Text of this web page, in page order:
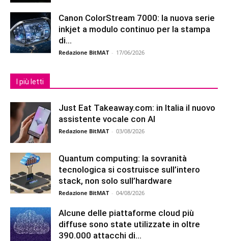
Canon ColorStream 7000: la nuova serie
inkjet a modulo continuo per la stampa
di...
Redazione BitMAT - 17/06/2026
I più letti
Just Eat Takeaway.com: in Italia il nuovo
assistente vocale con AI
Redazione BitMAT - 03/08/2026
Quantum computing: la sovranità
tecnologica si costruisce sull’intero
stack, non solo sull’hardware
Redazione BitMAT - 04/08/2026
Alcune delle piattaforme cloud più
diffuse sono state utilizzate in oltre
390.000 attacchi di...